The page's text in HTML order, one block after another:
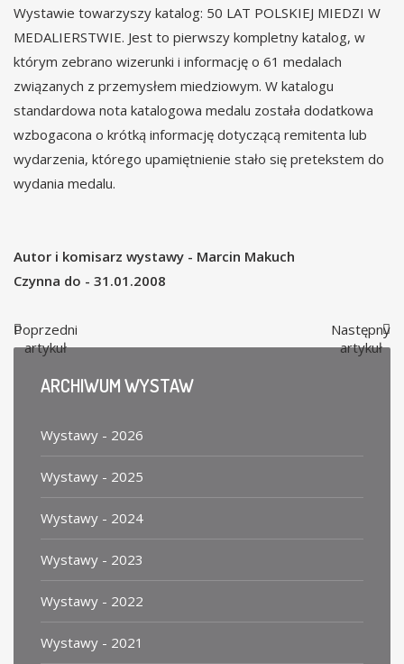
Wystawie towarzyszy katalog: 50 LAT POLSKIEJ MIEDZI W
MEDALIERSTWIE. Jest to pierwszy kompletny katalog, w
którym zebrano wizerunki i informację o 61 medalach
związanych z przemysłem miedziowym. W katalogu
standardowa nota katalogowa medalu została dodatkowa
wzbogacona o krótką informację dotyczącą remitenta lub
wydarzenia, którego upamiętnienie stało się pretekstem do
wydania medalu.
Autor i komisarz wystawy - Marcin Makuch
Czynna do - 31.01.2008
Poprzedni
artykuł
Następny
artykuł
ARCHIWUMWYSTAW
Wystawy - 2026
Wystawy - 2025
Wystawy - 2024
Wystawy - 2023
Wystawy - 2022
Wystawy - 2021